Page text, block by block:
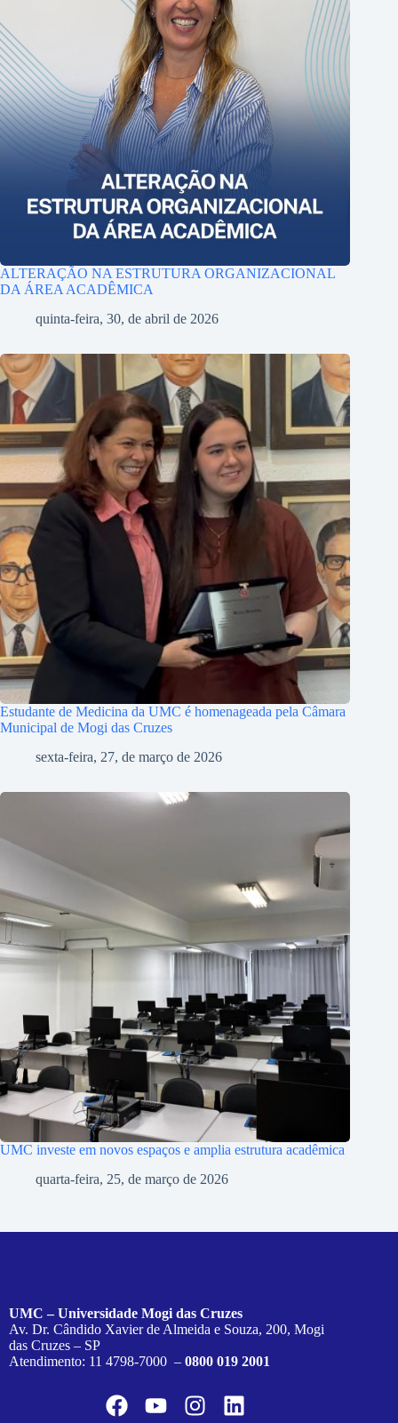
ALTERAÇÃO NA ESTRUTURA ORGANIZACIONAL
DA ÁREA ACADÊMICA
quinta-feira, 30, de abril de 2026
Estudante de Medicina da UMC é homenageada pela Câmara
Municipal de Mogi das Cruzes
sexta-feira, 27, de março de 2026
UMC investe em novos espaços e amplia estrutura acadêmica
quarta-feira, 25, de março de 2026
UMC – Universidade Mogi das Cruzes
Av. Dr. Cândido Xavier de Almeida e Souza, 200, Mogi
das Cruzes – SP
Atendimento: 11 4798-7000 – 0800 019 2001